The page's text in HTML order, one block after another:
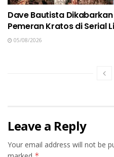
Dave Bautista
Pemeran Kratos di Serial
05/08/2026
Leave a Reply
Your email address will not be